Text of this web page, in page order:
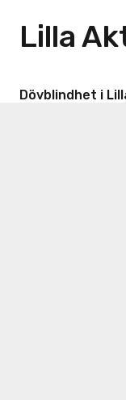
Lilla
Dövblindhet i